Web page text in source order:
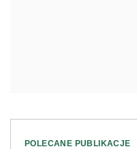
POLECANE PUBLIKACJE